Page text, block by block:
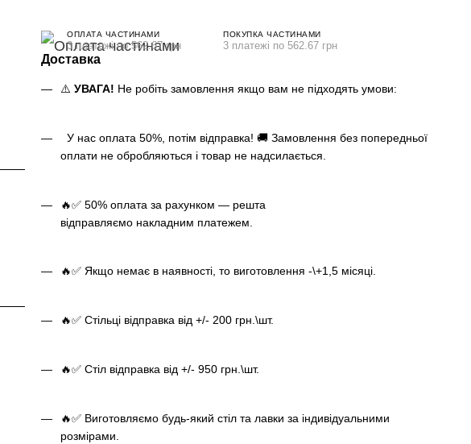
ОПЛАТА ЧАСТИНАМИ
3 платежі по 562.67 грн
ПОКУПКА ЧАСТИНАМИ
3 платежі по 562.67 грн
Доставка
⚠️УВАГА! Не робіть замовлення якщо вам не підходять умови:
У нас оплата 50%, потім відправка! 🚚 Замовлення без попередньої
оплати не обробляються і товар не надсилається.
🔥✅ 50% оплата за рахунком — решта
відправляємо накладним платежем.
🔥✅ Якщо немає в наявності, то виготовлення -\+1,5 місяці.
🔥✅ Стільці відправка від +/- 200 грн.\шт.
🔥✅ Стіл відправка від +/- 950 грн.\шт.
🔥✅ Виготовляємо будь-який стіл та лавки за індивідуальними
розмірами.